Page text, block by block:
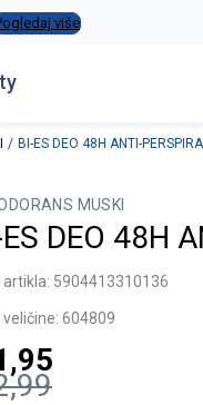
više
BI-ES DEO 48H ANTI-
MUSKI
DEO 48H
5904413310136
604809